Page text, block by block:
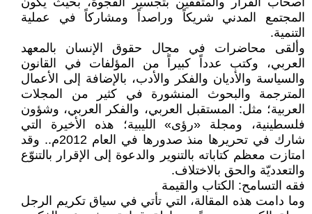
المجتمع المدني شريكاً وراصداً ومشاركاً في عملية
التنمية.
وألقى محاضرات في مجال حقوق الإنسان بالمعهد
العربي، وكتب عدداً كبيراً من المؤلفات في القانون
والسياسة والأديان والفكر والأدب، بالإضافة إلى الأعمال
المترجمة والبحوث المنشورة في كثير من المجلات
العربية؛ مثل: المستقبل العربي، والفكر العربي، وشؤون
فلسطينية، ومجلة «رؤى» الليبية؛ هذه الأخيرة التي
شارك في تحريرها منذ صدورها في العام 2012م.. وقد
امتازت معظم كتاباته بالتنوير والدعوة إلى الإقرار بالتنوّع
والتعدديّة والحق بالاختلاف.
فقه التسامح: الكتاب والقيمة
وما دامت هذه المقالة، التي تأتي في سياق تكريم الرجل